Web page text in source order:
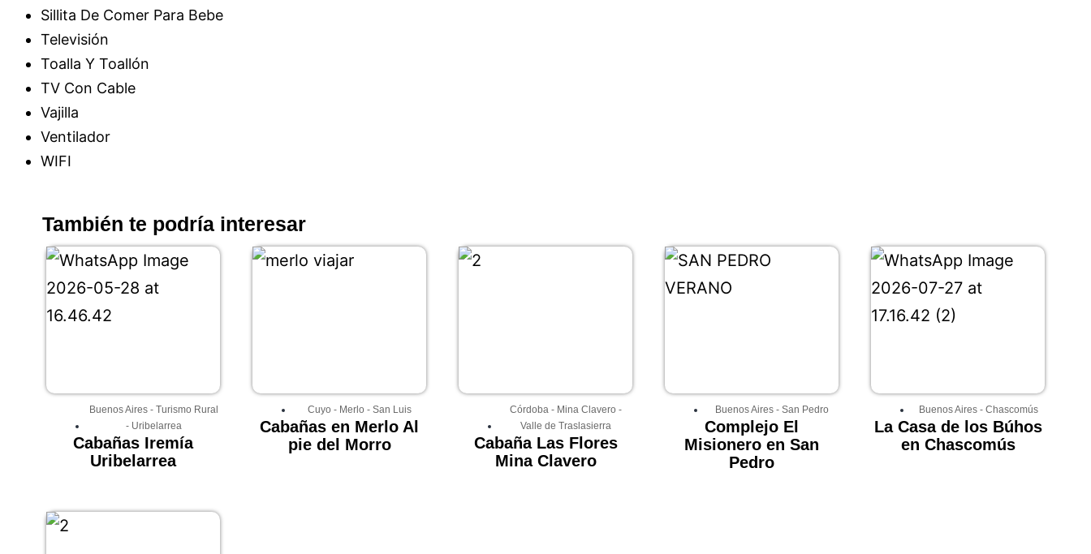
Sillita De Comer Para Bebe
Televisión
Toalla Y Toallón
TV Con Cable
Vajilla
Ventilador
WIFI
También te podría interesar
Buenos Aires- Turismo Rural
- Uribelarrea
Cabañas Iremía
Uribelarrea
Cuyo - Merlo - San Luis
Cabañas en Merlo Al
pie del Morro
Córdoba - Mina Clavero -
Valle de Traslasierra
Cabaña Las Flores
Mina Clavero
Buenos Aires - San Pedro
Complejo El
Misionero en San
Pedro
Buenos Aires- Chascomús
La Casa de los Búhos
en Chascomús